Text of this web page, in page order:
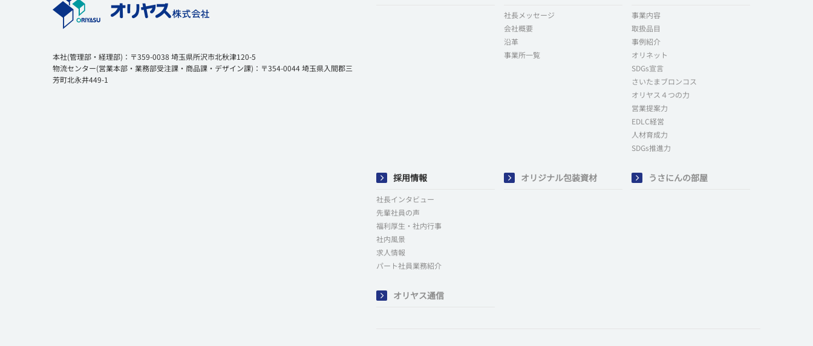
本社(管理部・経理部)：〒359-0038 埼玉県所沢市北秋津120-5
物流センター(営業本部・業務部受注課・商品課・デザイン課)：〒354-0044 埼玉県入間郡三
芳町北永井449-1
社長メッセージ
会社概要
沿革
事業所一覧
事業内容
取扱品目
事例紹介
オリネット
SDGs宣言
さいたまブロンコス
オリヤス４つの力
営業提案力
EDLC経営
人材育成力
SDGs推進力
採用情報
社長インタビュー
先輩社員の声
福利厚生・社内行事
社内風景
求人情報
パート社員業務紹介
オリジナル包装資材 うさにんの部屋
オリヤス通信